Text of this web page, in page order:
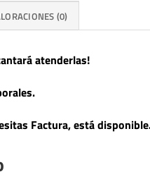
(0)
atenderlas!
Factura, está